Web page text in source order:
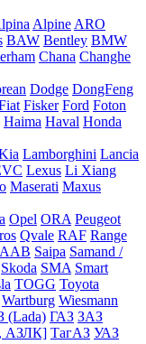
Alpine ARO
BAW Bentley BMW
Chana Changhe
Dodge DongFeng
Fisker Ford Foton
Haima Haval Honda
Lamborghini Lancia
Lexus Li Xiang
Maserati Maxus
Opel ORA Peugeot
Qvale RAF Range
Saipa Samand /
Skoda SMA Smart
TOGG Toyota
Wartburg Wiesmann
(Lada) ГАЗ ЗАЗ
АЗЛК] ТагАЗ УАЗ